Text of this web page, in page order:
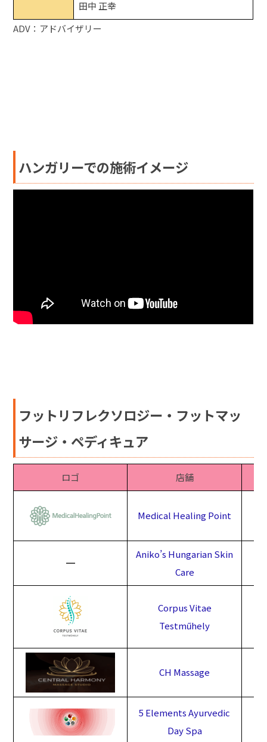
田中 正幸
ADV：アドバイザリー
ハンガリーでの施術イメージ
フットリフレクソロジー・フットマッ
サージ・ペディキュア
ロゴ 店舗
Medical Healing Point
━
Aniko’s Hungarian Skin
Care
Corpus Vitae
Testműhely
CH Massage
5 Elements Ayurvedic
Day Spa